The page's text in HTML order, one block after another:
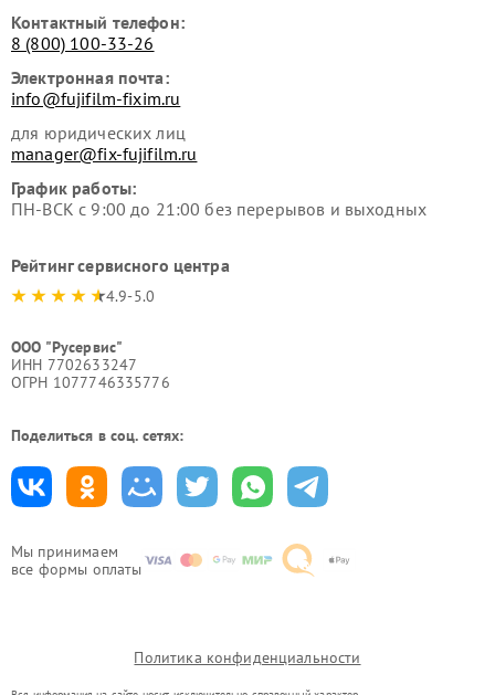
Мы принимаем
все формы оплаты
Контактный телефон:
8 (800) 100-33-26
Электронная почта:
info@fujifilm-fixim.ru
для юридических лиц
manager@fix-fujifilm.ru
График работы:
ПН-ВСК с 9:00 до 21:00 без перерывов и выходных
Рейтинг сервисного центра
4.9-5.0
ООО "Русервис"
ИНН 7702633247
ОГРН 1077746335776
Поделиться в соц. сетях:
Политика конфиденциальности